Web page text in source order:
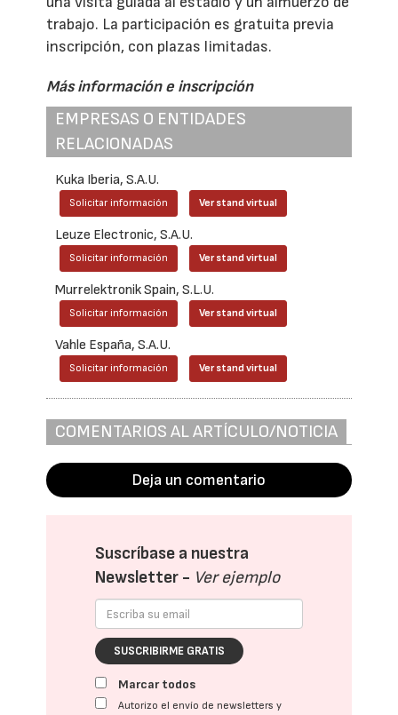
trabajo. La participación es gratuita previa
inscripción, con plazas limitadas.
Más información e inscripción
EMPRESAS O ENTIDADES
RELACIONADAS
Kuka Iberia, S.A.U.
Solicitar información Ver stand virtual
Leuze Electronic, S.A.U.
Solicitar información Ver stand virtual
Murrelektronik Spain, S.L.U.
Solicitar información Ver stand virtual
Vahle España, S.A.U.
Solicitar información Ver stand virtual
COMENTARIOS AL ARTÍCULO/NOTICIA
Deja un comentario
Suscríbase a nuestra
Newsletter - Ver ejemplo
SUSCRIBIRME GRATIS
Marcar todos
Autorizo el envío de newsletters y